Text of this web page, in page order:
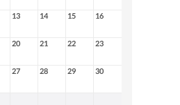
13 14 15 16
20 21 22 23
27 28 29 30